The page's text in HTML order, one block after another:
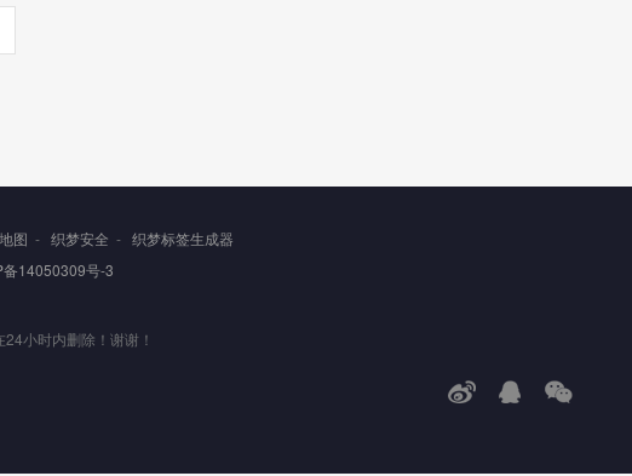
图 - 织梦安全 - 织梦标签生成器
备14050309号-3
小时内删除！谢谢！